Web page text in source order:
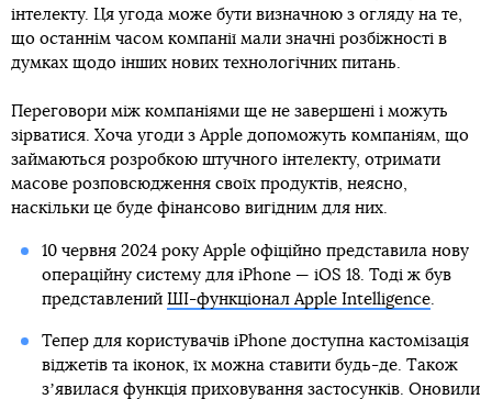
інтелекту. Ця угода може бути визначною з огляду на те,
що останнім часом компанії мали значні розбіжності в
думках щодо інших нових технологічних питань.
Переговори між компаніями ще не завершені і можуть
зірватися. Хоча угоди з Apple допоможуть компаніям, що
займаються розробкою штучного інтелекту, отримати
масове розповсюдження своїх продуктів, неясно,
наскільки це буде фінансово вигідним для них.
10 червня 2024 року Apple офіційно представила нову
операційну систему для iPhone — iOS 18. Тоді ж був
представлений ШІ-функціонал Apple Intelligence.
Тепер для користувачів iPhone доступна кастомізація
віджетів та іконок, їх можна ставити будь-де. Також
зʼявилася функція приховування застосунків. Оновили